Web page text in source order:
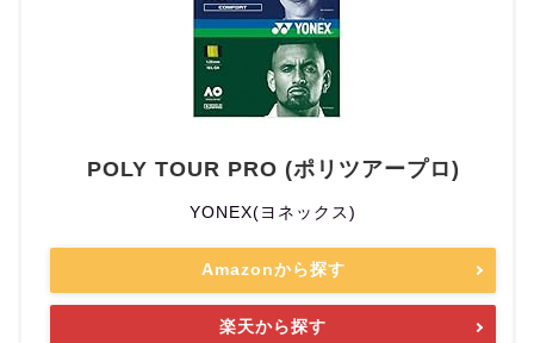
POLY TOUR PRO (ポリツアープロ)
YONEX(ヨネックス)
Amazonから探す
楽天から探す